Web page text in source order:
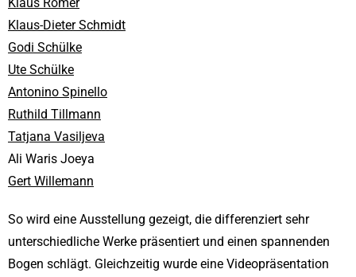
Klaus-Dieter Schmidt
Godi Schülke
Ute Schülke
Antonino Spinello
Ruthild Tillmann
Tatjana Vasiljeva
Ali Waris Joeya
Gert Willemann
So wird eine Ausstellung gezeigt, die differenziert sehr
unterschiedliche Werke präsentiert und einen spannenden
Bogen schlägt. Gleichzeitig wurde eine Videopräsentation